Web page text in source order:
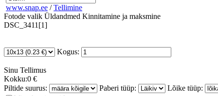
www.snap.ee / Tellimine
Fotode valik Üldandmed Kinnitamine ja maksmine
DSC_3411[1]
Kogus:
Sinu Tellimus
Kokku:0 €
Piltide suurus:
Paberi tüüp:
Lõike tüüp: